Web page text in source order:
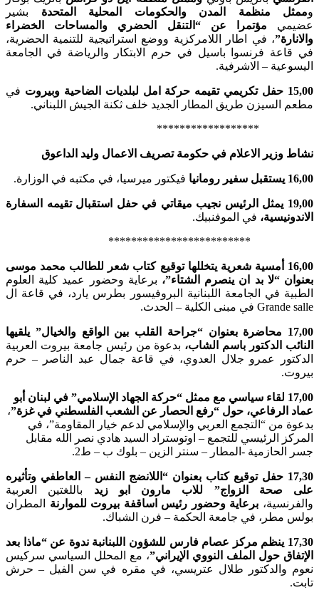
وممثل منظمة المدن والحكومات المحلية المتحدة بشير
عضيمي مؤتمرا عن “التنقل الحضري والمساحات الخضراء
والانارة”، في اطار اللامركزية ووضع استراتيجية للتنمية الحضرية،
في قاعة فرنسوا باسيل في حرم الابتكار والرياضة في الجامعة
اليسوعية – الاشرفية.
15,00 حفل تكريمي تقيمه حركة امل لبلديات الضاحية وبيروت
في
مطعم السيزن طريق المطار الجديد خلف ثكنة الجيش اللبناني.
******************
نشاط وزير الاعلام في حكومة تصريف الاعمال وليد الداعوق
16,00 يستقبل سفير رومانيا فيكتور ميرسيا، في مكتبه في الوزارة.
19,00 يمثل الرئيس نجيب ميقاتي في حفل استقبال تقيمه السفارة
الاندونيسية، في الموفنبيك.
*************************
16,00 أمسية شعرية يتخللها توقيع كتاب شعر للطالب محمد موسى
بعنوان “لا بد ان ينصرم الشتاء”، برعاية وحضور عميد كلية العلوم
الطبية في الجامعة اللبنانية البروفيسور بطرس يارد، في قاعة ال
Grande salle في مبنى الكلية – الحدث.
17,00 محاضرة بعنوان “جراحة القلب بين الواقع والخيال” يلقيها
النائب الدكتور باسم الشاب، بدعوة من رئيس جامعة بيروت العربية
الدكتور عمرو جلال العدوي، في قاعة جمال عبد الناصر – حرم
بيروت.
17,00 لقاء سياسي مع ممثل “حركة الجهاد الإسلامي” في لبنان أبو
عماد الرفاعي، حول “رفع الحصار عن الشعب الفلسطني في غزة”،
بدعوة من “التجمع العربي والإسلامي لدعم خيار المقاومة”، في
المركز الرئيسي للتجمع – اوتوستراد السيد هادي نصر الله مقابل
جسر الحازمية -المطار – سنتر الزين – بلوك ب – ط2.
17,30 حفل توقيع كتاب بعنوان “اللانضج النفس – العاطفي وتأثيره
على صحة الزواج” للاب مارون ابو زيد باللغتين العربية
والفرنسية، برعاية وحضور رئيس اساقفة بيروت للموارنة المطران
بولس مطر، في جامعة الحكمة – فرن الشباك.
17,30 ينظم مركز عصام فارس للشؤون اللبنانبة ندوة عن “ماذا بعد
الإتفاق حول الملف النووي الإيراني”، مع المحلل السياسي سركيس
نعوم والدكتور طلال عتريسي، في مقره في سن الفيل – حرش
تابت.